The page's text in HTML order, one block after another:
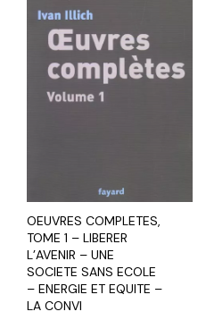
OEUVRES COMPLETES,
TOME 1 – LIBERER
L’AVENIR – UNE
SOCIETE SANS ECOLE
– ENERGIE ET EQUITE –
LA CONVI